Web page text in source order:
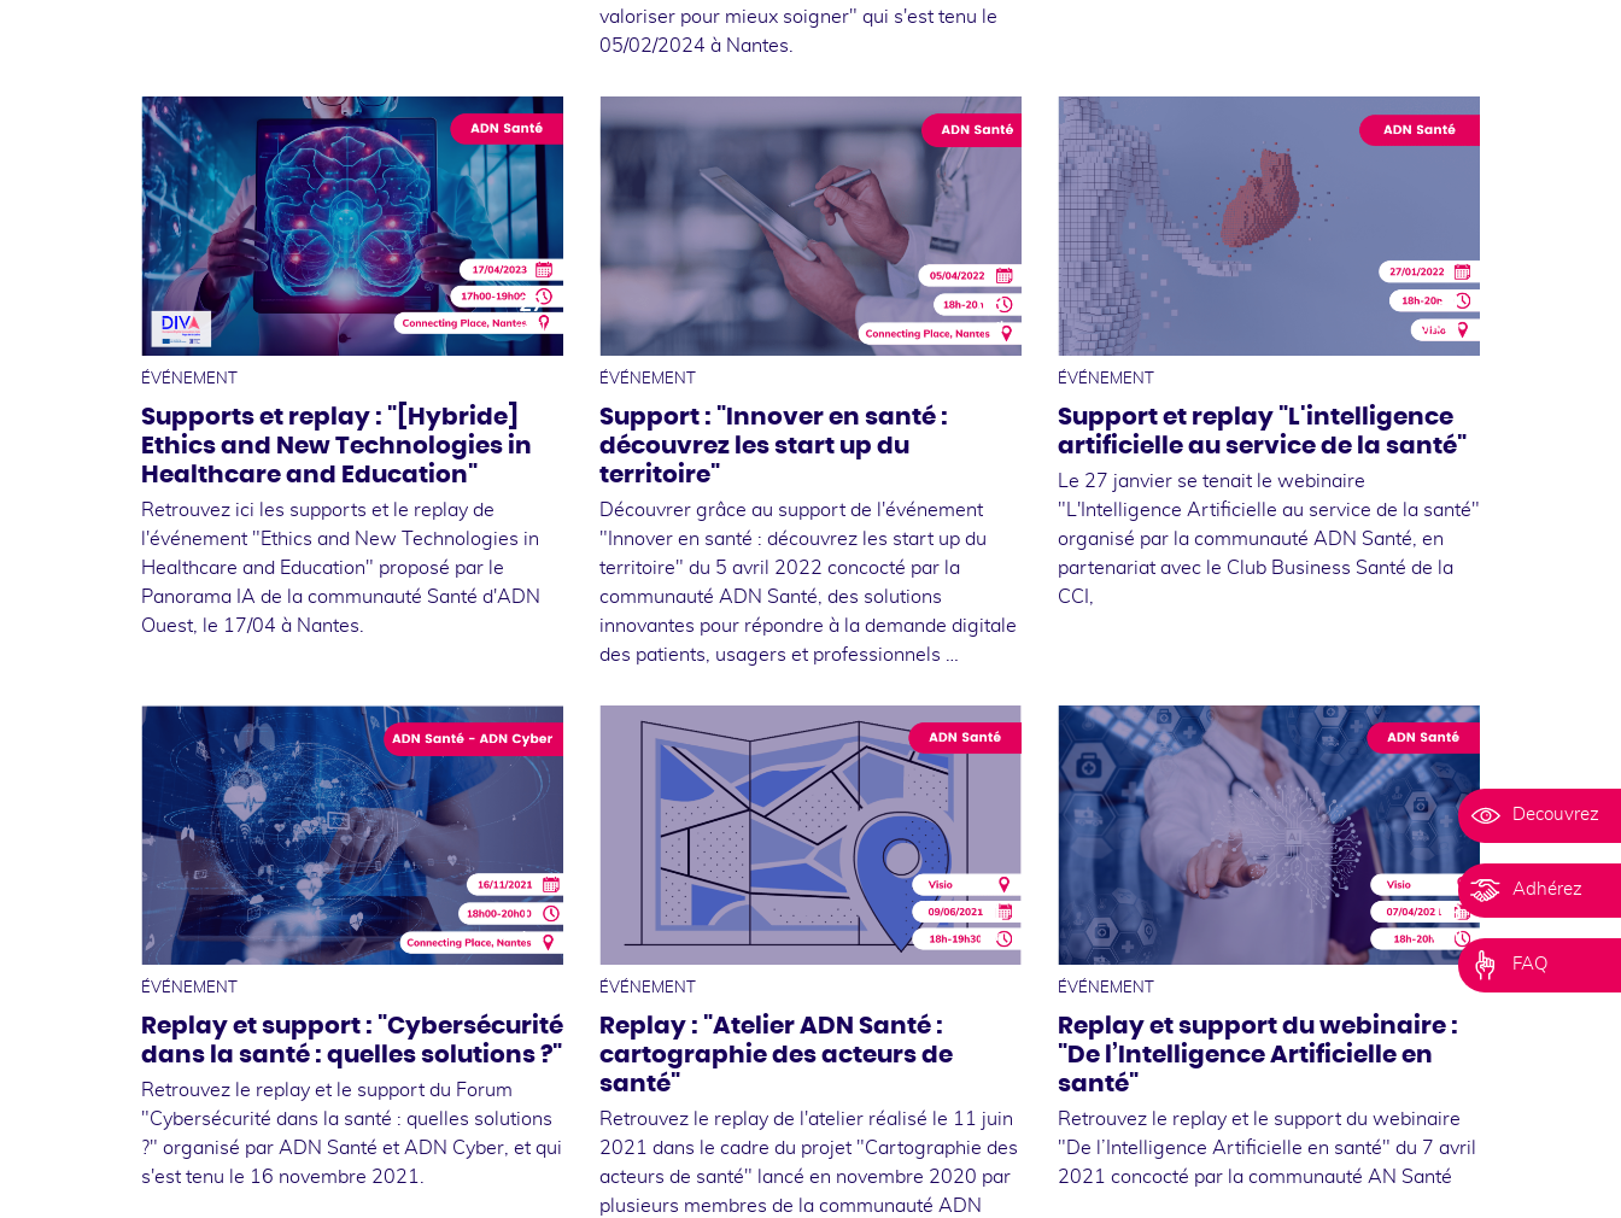
valoriser pour mieux soigner" qui s'est tenu le
05/02/2024 à Nantes.
27
avril
ÉVÉNEMENT
Supports et replay : "[Hybride]
Ethics and New Technologies in
Healthcare and Education"
Retrouvez ici les supports et le replay de
l'événement "Ethics and New Technologies in
Healthcare and Education" proposé par le
Panorama IA de la communauté Santé d'ADN
Ouest, le 17/04 à Nantes.
06
avril
ÉVÉNEMENT
Support : "Innover en santé :
découvrez les start up du
territoire"
Découvrer grâce au support de l'événement
"Innover en santé : découvrez les start up du
territoire" du 5 avril 2022 concocté par la
communauté ADN Santé, des solutions
innovantes pour répondre à la demande digitale
des patients, usagers et professionnels …
31
janvier
ÉVÉNEMENT
Support et replay "L'intelligence
artificielle au service de la santé"
Le 27 janvier se tenait le webinaire
"L'Intelligence Artificielle au service de la santé"
organisé par la communauté ADN Santé, en
partenariat avec le Club Business Santé de la
CCI,
17
novembre
ÉVÉNEMENT
Replay et support : "Cybersécurité
dans la santé : quelles solutions ?"
Retrouvez le replay et le support du Forum
"Cybersécurité dans la santé : quelles solutions
?" organisé par ADN Santé et ADN Cyber, et qui
s'est tenu le 16 novembre 2021.
11
juin
ÉVÉNEMENT
Replay : "Atelier ADN Santé :
cartographie des acteurs de
santé"
Retrouvez le replay de l'atelier réalisé le 11 juin
2021 dans le cadre du projet "Cartographie des
acteurs de santé" lancé en novembre 2020 par
plusieurs membres de la communauté ADN
08
avril
ÉVÉNEMENT
Replay et support du webinaire :
"De l’Intelligence Artificielle en
santé"
Retrouvez le replay et le support du webinaire
"De l’Intelligence Artificielle en santé" du 7 avril
2021 concocté par la communauté AN Santé
Decouvrez
Adhérez
FAQ